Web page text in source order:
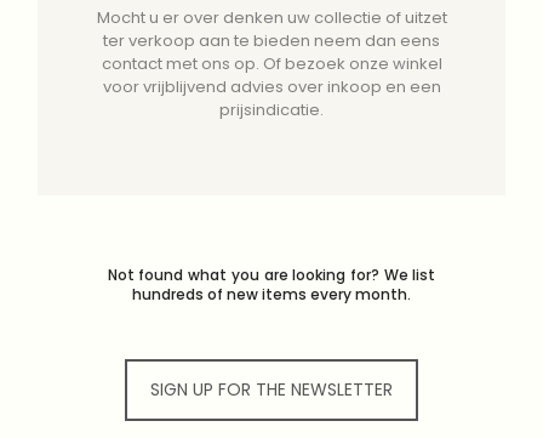
Mocht u er over denken uw collectie of uitzet
ter verkoop aan te bieden neem dan eens
contact met ons op. Of bezoek onze winkel
voor vrijblijvend advies over inkoop en een
prijsindicatie.
Not found what you are looking for? We list
hundreds of new items every month.
SIGN UP FOR THE NEWSLETTER